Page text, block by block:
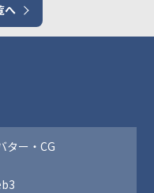
へ
ター・CG